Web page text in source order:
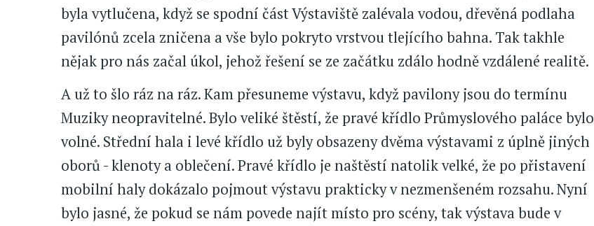
byla vytlučena, když se spodní část Výstaviště zalévala vodou, dřevěná podlaha
pavilónů zcela zničena a vše bylo pokryto vrstvou tlejícího bahna. Tak takhle
nějak pro nás začal úkol, jehož řešení se ze začátku zdálo hodně vzdálené realitě.
A už to šlo ráz na ráz. Kam přesuneme výstavu, když pavilony jsou do termínu
Muziky neopravitelné. Bylo veliké štěstí, že pravé křídlo Průmyslového paláce bylo
volné. Střední hala i levé křídlo už byly obsazeny dvěma výstavami z úplně jiných
oborů - klenoty a oblečení. Pravé křídlo je naštěstí natolik velké, že po přistavení
mobilní haly dokázalo pojmout výstavu prakticky v nezmenšeném rozsahu. Nyní
bylo jasné, že pokud se nám povede najít místo pro scény, tak výstava bude v